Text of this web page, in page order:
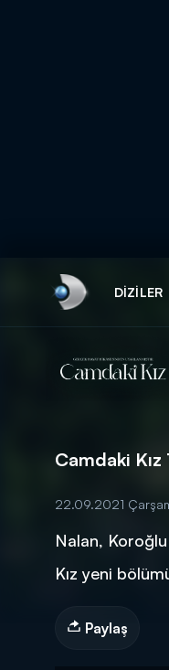
DIZILER
Camdaki
22.09.2021
Nalan, Koroğlu
Kız yeni
Paylaş